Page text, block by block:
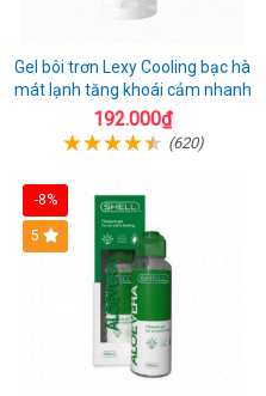
Gel bôi trơn Lexy Cooling bạc hà
mát lạnh tăng khoái cảm nhanh
192.000₫
(620)
-8%
Hot
5